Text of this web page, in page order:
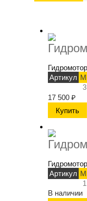
Артикул
3
17 500 ₽
Артикул
1
В наличии